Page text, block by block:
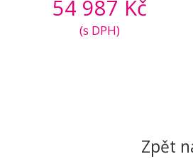
54 987 Kč
(s DPH)
Zpět